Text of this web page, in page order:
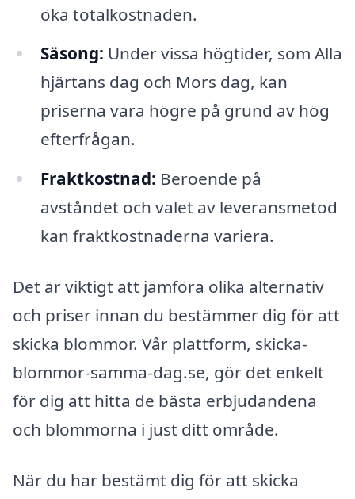
öka totalkostnaden.
Säsong: Under vissa högtider, som Alla
hjärtans dag och Mors dag, kan
priserna vara högre på grund av hög
efterfrågan.
Fraktkostnad: Beroende på
avståndet och valet av leveransmetod
kan fraktkostnaderna variera.
Det är viktigt att jämföra olika alternativ
och priser innan du bestämmer dig för att
skicka blommor. Vår plattform, skicka-
blommor-samma-dag.se, gör det enkelt
för dig att hitta de bästa erbjudandena
och blommorna i just ditt område.
När du har bestämt dig för att skicka